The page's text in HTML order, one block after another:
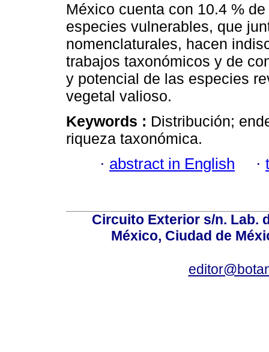
México cuenta con 10.4 %
especies vulnerables, que
nomenclaturales, hacen
trabajos taxonómicos y de
y potencial de las especies
vegetal valioso.
Keywords : Distribución;
riqueza taxonómica.
· abstract in English ·
Circuito Exterior s/n. Lab.
México, Ciudad de